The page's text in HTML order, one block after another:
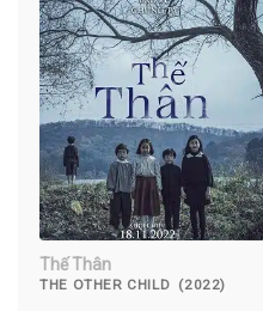
Thế Thân
THE OTHER CHILD (2022)